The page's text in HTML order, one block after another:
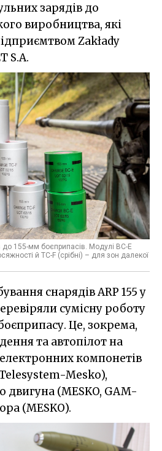
зарядів до
виробництва, які
Zakłady
S.A.
до 155-мм боєприпасів. Модулі ВС-Е
й TC-F (срібні) – для зон далекої
снарядів ARP 155 у
сумісну роботу
Це, зокрема,
та автопілот на
компонетів
Mesko),
(MESKO, GAM-
(MESKO).